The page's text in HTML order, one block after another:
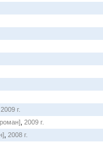
2009 г.
2009 г.
2008 г.